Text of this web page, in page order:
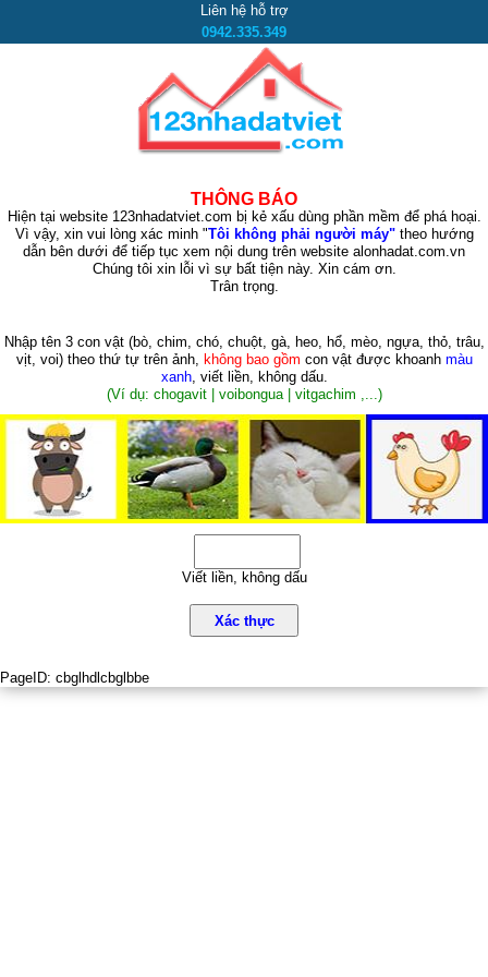
Liên hệ hỗ trợ
0942.335.349
THÔNG BÁO
Hiện tại website 123nhadatviet.com bị kẻ xấu dùng phần mềm để phá hoại.
Vì vậy, xin vui lòng xác minh "Tôi không phải người máy"theo hướng
dẫn bên dưới để tiếp tục xem nội dung trên website alonhadat.com.vn
Chúng tôi xin lỗi vì sự bất tiện này. Xin cám ơn.
Trân trọng.
Nhập tên 3 con vật (bò, chim, chó, chuột, gà, heo, hổ, mèo, ngựa, thỏ, trâu,
vịt, voi)theo thứ tự trên ảnh, không bao gồm con vật được khoanh màu
xanh, viết liền, không dấu.
(Ví dụ: chogavit | voibongua | vitgachim ,...)
Viết liền, không dấu
Xác thực
PageID: cbglhdlcbglbbe